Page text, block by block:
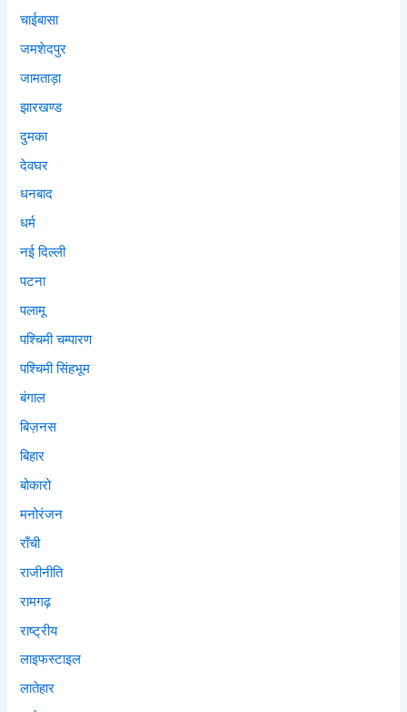
चाईबासा
जमशेदपुर
जामताड़ा
झारखण्ड
दुमका
देवघर
धनबाद
धर्म
नई दिल्ली
पटना
पलामू
पश्चिमी चम्पारण
पश्चिमी सिंहभूम
बंगाल
बिज़नस
बिहार
बोकारो
मनोरंजन
राँची
राजीनीति
रामगढ़
राष्ट्रीय
लाइफस्टाइल
लातेहार